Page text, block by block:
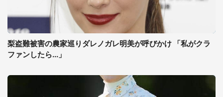
梨盗難被害の農家巡りダレノガレ明美が呼びかけ 「私がクラ
ファンしたら...」